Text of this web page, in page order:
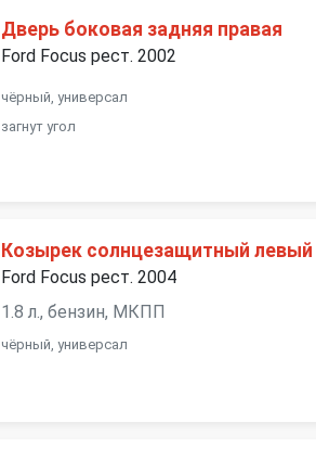
Дверь боковая задняя правая
Ford Focus рест. 2002
чёрный, универсал
загнут угол
Козырек солнцезащитный левый
Ford Focus рест. 2004
1.8 л., бензин, МКПП
чёрный, универсал